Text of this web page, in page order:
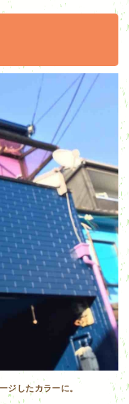
ジしたカラーに。